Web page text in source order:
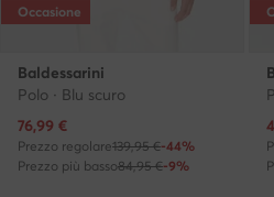
Occasione
Baldessarini
Polo · Blu scuro
Prezzo attuale
76,99 €
Prezzo regolare139,95 €-44%
Prezzo più basso84,95 €-9%